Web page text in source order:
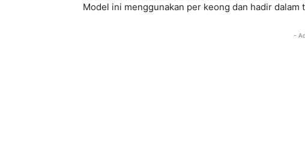
Model ini menggunakan per keong dan hadir dalam
-